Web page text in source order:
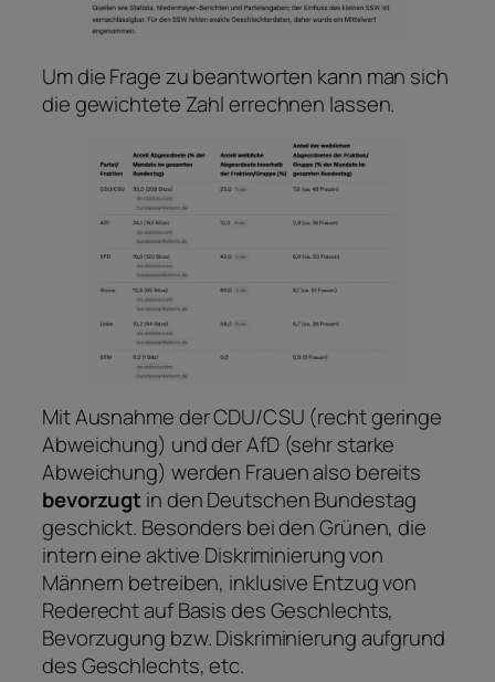
Um die Frage zu beantworten kann man sich
diegewichtete Zahl errechnen lassen.
Mit Ausnahme der CDU/CSU (recht geringe
Abweichung) und der AfD (sehr starke
Abweichung) werden Frauen also bereits
bevorzugt in den Deutschen Bundestag
geschickt. Besonders bei den Grünen, die
intern eine aktive Diskriminierung von
Männern betreiben, inklusive Entzug von
Rederecht auf Basis des Geschlechts,
Bevorzugung bzw. Diskriminierung aufgrund
des Geschlechts, etc.